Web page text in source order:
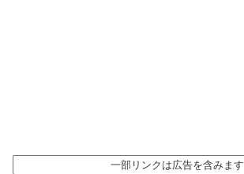
一部リンクは広告を含みます